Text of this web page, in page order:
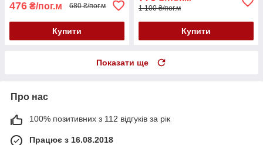
476 ₴/пог.м 680 ₴/пог.м
Купити
1 100 ₴/пог.м
Купити
Показати ще
Про нас
100% позитивних з 112 відгуків за рік
Працює з 16.08.2018